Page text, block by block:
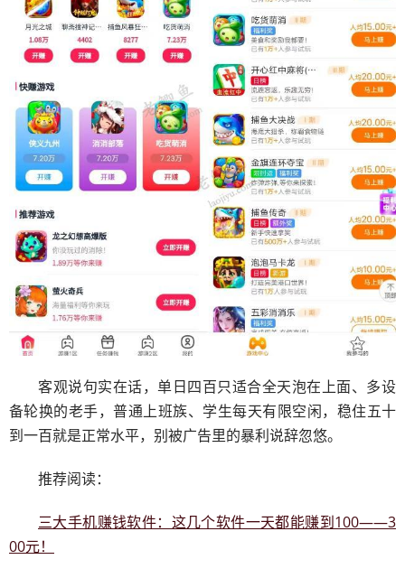
客观说句实在话，单日四百只适合全天泡在上面、多设
备轮换的老手，普通上班族、学生每天有限空闲，稳住五十
到一百就是正常水平，别被广告里的暴利说辞忽悠。
推荐阅读：
三大手机赚钱软件：这几个软件一天都能赚到100——3
00元！